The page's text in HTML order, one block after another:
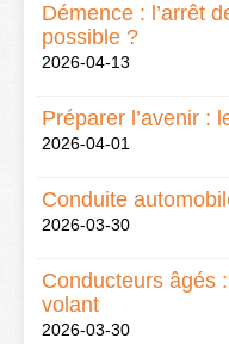
Démence : l’arrêt
possible ?
2026-04-13
Préparer l’avenir :
2026-04-01
Conduite
2026-03-30
Conducteurs âgés
volant
2026-03-30